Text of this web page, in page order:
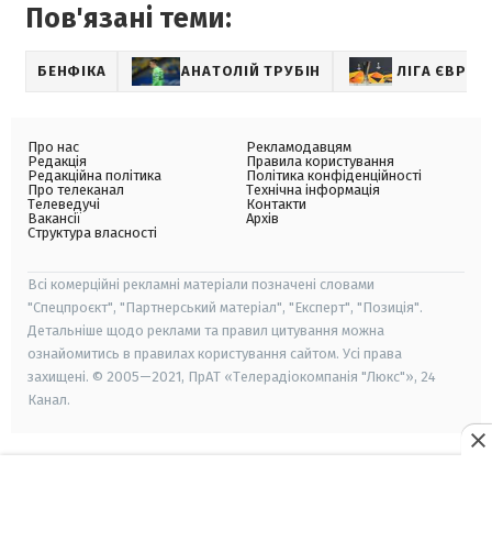
Пов'язані теми:
БЕНФІКА АНАТОЛІЙ ТРУБІН ЛІГА
Про нас
Редакція
Редакційна політика
Про телеканал
Телеведучі
Вакансії
Структура власності
Рекламодавцям
Правила користування
Політика конфіденційності
Технічна інформація
Контакти
Архів
Всі комерційні рекламні матеріали позначені словами
"Спецпроєкт", "Партнерський матеріал", "Експерт", "Позиція".
Детальніше щодо реклами та правил цитування можна
ознайомитись в правилах користування сайтом. Усі права
захищені. © 2005—2021, ПрАТ «Телерадіокомпанія "Люкс"», 24
Канал.